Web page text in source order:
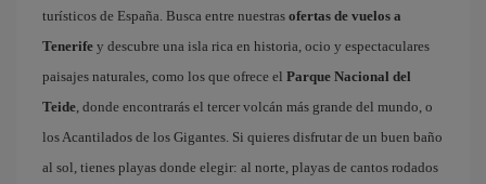
turísticos de España. Busca entre nuestras ofertas de vuelos a
Tenerife y descubre una isla rica en historia, ocio y espectaculares
paisajes naturales, como los que ofrece el Parque Nacional del
Teide, donde encontrarás el tercer volcán más grande del mundo, o
los Acantilados de los Gigantes. Si quieres disfrutar de un buen baño
al sol, tienes playas donde elegir: al norte, playas de cantos rodados